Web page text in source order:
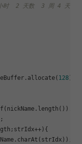
时  2 天数  3 周 4 天
128